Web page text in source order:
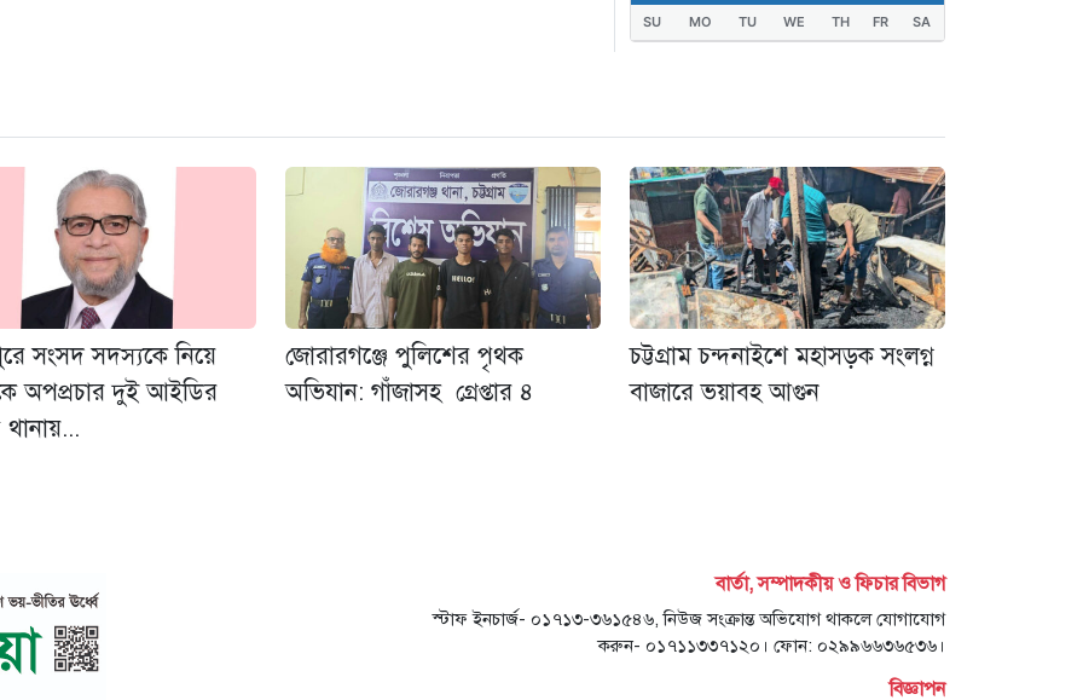
SU MO TU WE TH FR SA
সংসদ সদস্যকে নিয়ে
অপপ্রচার দুই আইডির
থানায়...
জোরারগঞ্জে পুলিশের পৃথক
অভিযান: গাঁজাসহ গ্রেপ্তার ৪
চট্টগ্রাম চন্দনাইশে মহাসড়ক সংলগ্ন
বাজারে ভয়াবহ আগুন
বার্তা, সম্পাদকীয় ও ফিচার বিভাগ
স্টাফ ইনচার্জ- ০১৭১৩-৩৬১৫৪৬, নিউজ সংক্রান্ত অভিযোগ থাকলে যোগাযোগ
করুন- ০১৭১১৩৩৭১২০। ফোন: ০২৯৯৬৬৩৬৫৩৬।
বিজ্ঞাপন